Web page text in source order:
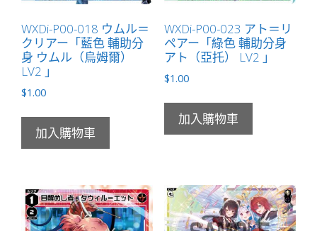
WXDi-P00-018 ウムル＝
クリアー「藍色 輔助分
身 ウムル（烏姆爾）
LV2 」
$1.00
加入購物車
WXDi-P00-023 アト＝リ
ペアー「綠色 輔助分身
アト（亞托） LV2 」
$1.00
加入購物車